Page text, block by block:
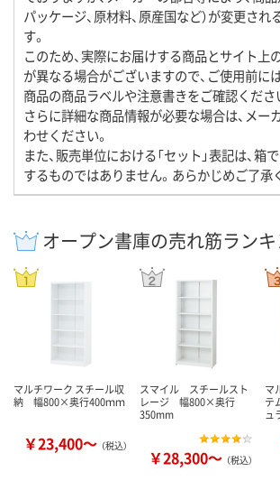
パッケージ、原材料、原産国など）が変更さ
す。
このため、実際にお届けする商品とサイト上
が異なる場合がございますので、ご使用前に
商品の商品ラベルや注意書きをご確認くださ
さらに詳細な商品情報が必要な場合は、メー
わせください。
また、販売単位における「セット」表記は、箱
するものではありません。あらかじめご了承
オープン書庫の売れ筋ラン
マルチワーク スチール収
納 幅800×奥行400ｍｍ
￥23,400～ （税込）
スマイル スチールスト
レージ 幅800×奥行
350mm
￥28,300～ （税込）
マ
テ
ュ